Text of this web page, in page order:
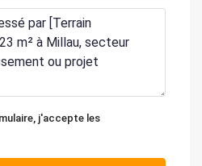
j'accepte les